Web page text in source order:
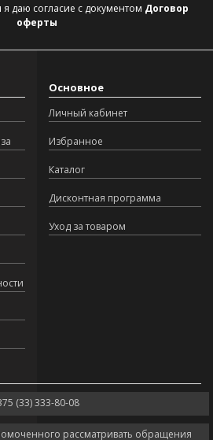
даю согласие с документом Договор
оферты
Основное
Личный кабинет
Избранное
Каталог
Дисконтная программа
Уход за товаром
(33) 333-80-08
рассматривать обращения